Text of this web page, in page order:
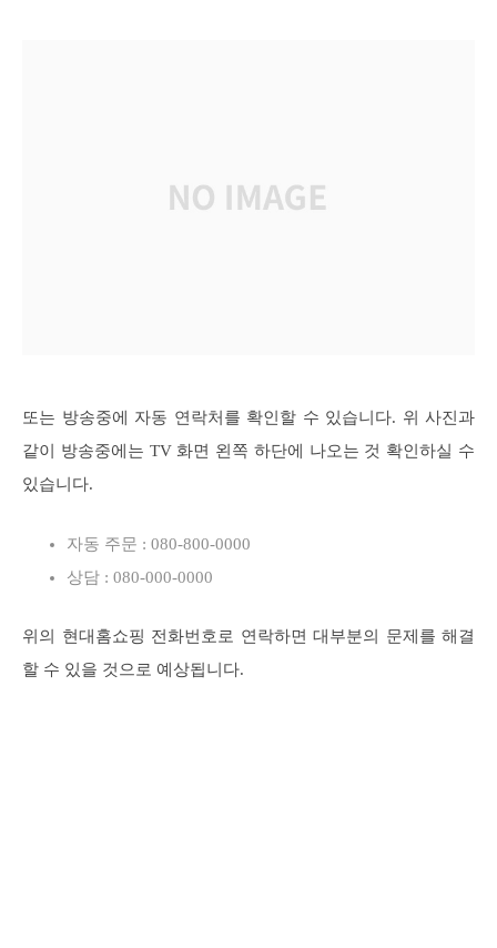
또는 방송중에 자동 연락처를 확인할 수 있습니다. 위 사진과
같이 방송중에는 TV 화면 왼쪽 하단에 나오는 것 확인하실 수
있습니다.
자동 주문 : 080-800-0000
상담 : 080-000-0000
위의 현대홈쇼핑 전화번호로 연락하면 대부분의 문제를 해결
할 수 있을 것으로 예상됩니다.